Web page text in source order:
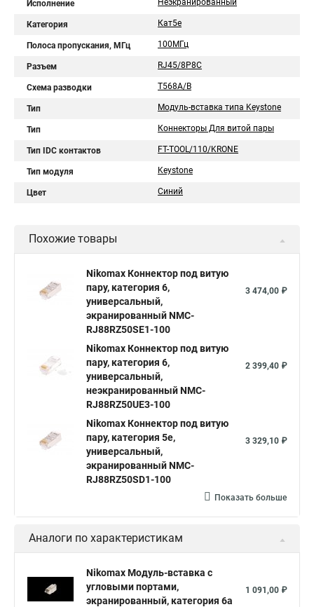
Исполнение Неэкранированный
Категория Кат5е
Полоса пропускания, МГц 100МГц
Разъем RJ45/8P8C
Схема разводки T568A/B
Тип Модуль-вставка типа Keystone
Тип Коннекторы Для витой пары
Тип IDC контактов FT-TOOL/110/KRONE
Тип модуля Keystone
Цвет Синий
Похожие товары
Nikomax Коннектор под витую
пару, категория 6,
универсальный,
экранированный NMC-
RJ88RZ50SE1-100
3 474,00 ₽
Nikomax Коннектор под витую
пару, категория 6,
универсальный,
неэкранированный NMC-
RJ88RZ50UE3-100
2 399,40 ₽
Nikomax Коннектор под витую
пару, категория 5е,
универсальный,
экранированный NMC-
RJ88RZ50SD1-100
3 329,10 ₽
Показать больше
Аналоги по характеристикам
Nikomax Модуль-вставка с
угловыми портами,
экранированный, категория 6a
1 091,00 ₽